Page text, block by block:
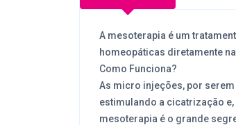
A mesoterapia é um
homeopáticas diretamente
Como Funciona?
As micro injeções, por
estimulando a cicatrização
mesoterapia é o grande